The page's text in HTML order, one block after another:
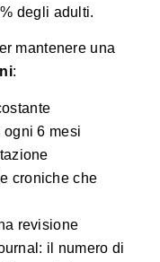
degli adulti.
mantenere una
:
6 mesi
croniche che
revisione
il numero di